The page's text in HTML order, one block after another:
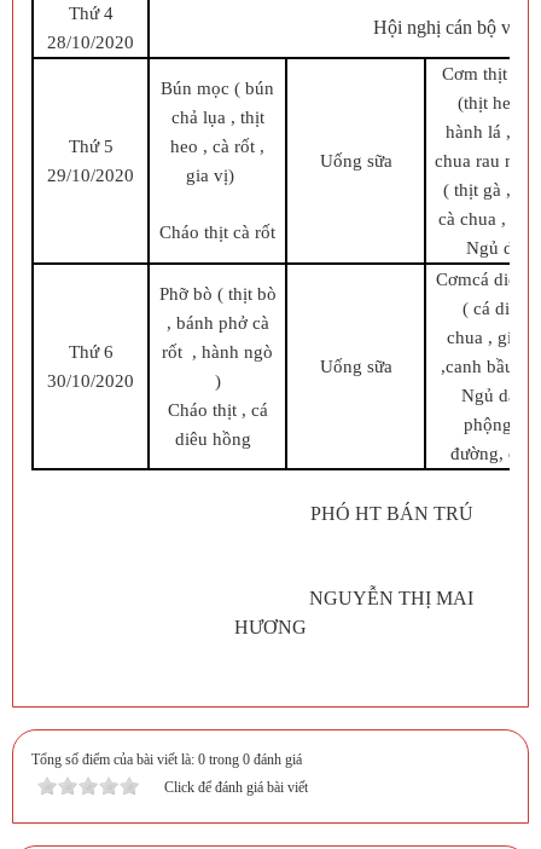
Thứ 4
28/10/2020
Hội nghị cán bộ viên
Thứ 5
29/10/2020
Bún mọc ( bún
chả lụa , thịt
heo , cà rốt ,
gia vị)
Cháo thịt cà rốt
Uống sữa
Cơm thịt
(thịt heo
hành lá ,
chua rau
( thịt gà ,
cà chua ,
Ngủ dậy:
Thứ 6
30/10/2020
Phỡ bò ( thịt bò
, bánh phở cà
rốt , hành ngò
)
Cháo thịt , cá
diêu hồng
Uống sữa
Cơmcá diêu
( cá diêu
chua , gia
,canh bầu
Ngủ dậy:
phộng
đường,
PHÓ HT BÁN TRÚ
NGUYỄN THỊ MAI
HƯƠNG
Tổng số điểm của bài viết là: 0 trong 0 đánh giá
Click để đánh giá bài viết